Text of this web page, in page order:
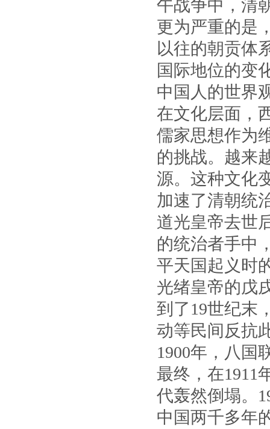
午战争中，清
更为严重的是
以往的朝贡体
国际地位的变
中国人的世界
在文化层面，
儒家思想作为
的挑战。越来
源。这种文化
加速了清朝统
道光皇帝去世
的统治者手中
平天国起义时
光绪皇帝的戊
到了19世纪末
动等民间反抗
1900年，八国
最终，在1911
代轰然倒塌。
中国两千多年